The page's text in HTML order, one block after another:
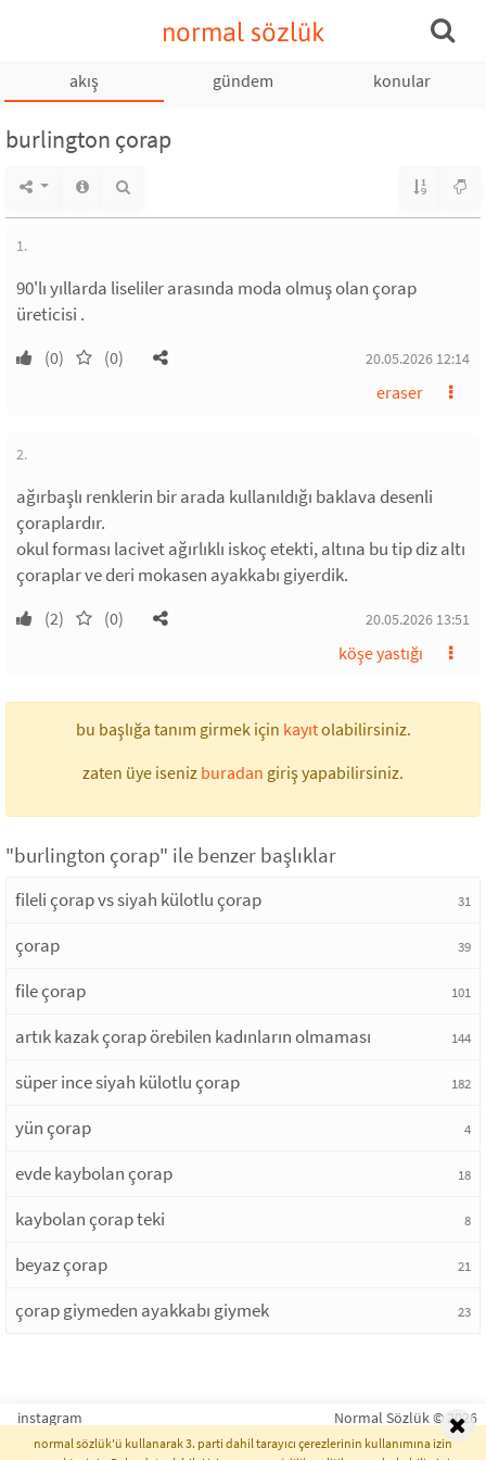
normal sözlük
akış gündem konular
burlington çorap
1.
90'lı yıllarda liseliler arasında moda olmuş olan çorap
üreticisi .
(0) (0) 20.05.2026 12:14
eraser
2.
ağırbaşlı renklerin bir arada kullanıldığı baklava desenli
çoraplardır.
okul forması lacivet ağırlıklı iskoç etekti, altına bu tip diz altı
çoraplar ve deri mokasen ayakkabı giyerdik.
(2) (0) 20.05.2026 13:51
köşe yastığı
bu başlığa tanım girmek için kayıtolabilirsiniz.
zaten üye iseniz buradan giriş yapabilirsiniz.
"burlington çorap" ile benzer başlıklar
fileli çorap vs siyah külotlu çorap 31
çorap 39
file çorap 101
artık kazak çorap örebilen kadınların olmaması 144
süper ince siyah külotlu çorap 182
yün çorap 4
evde kaybolan çorap 18
kaybolan çorap teki 8
beyaz çorap 21
çorap giymeden ayakkabı giymek 23
instagram Normal Sözlük © 2026
normal sözlük'ü kullanarak 3. parti dahil tarayıcı çerezlerinin kullanımına izin